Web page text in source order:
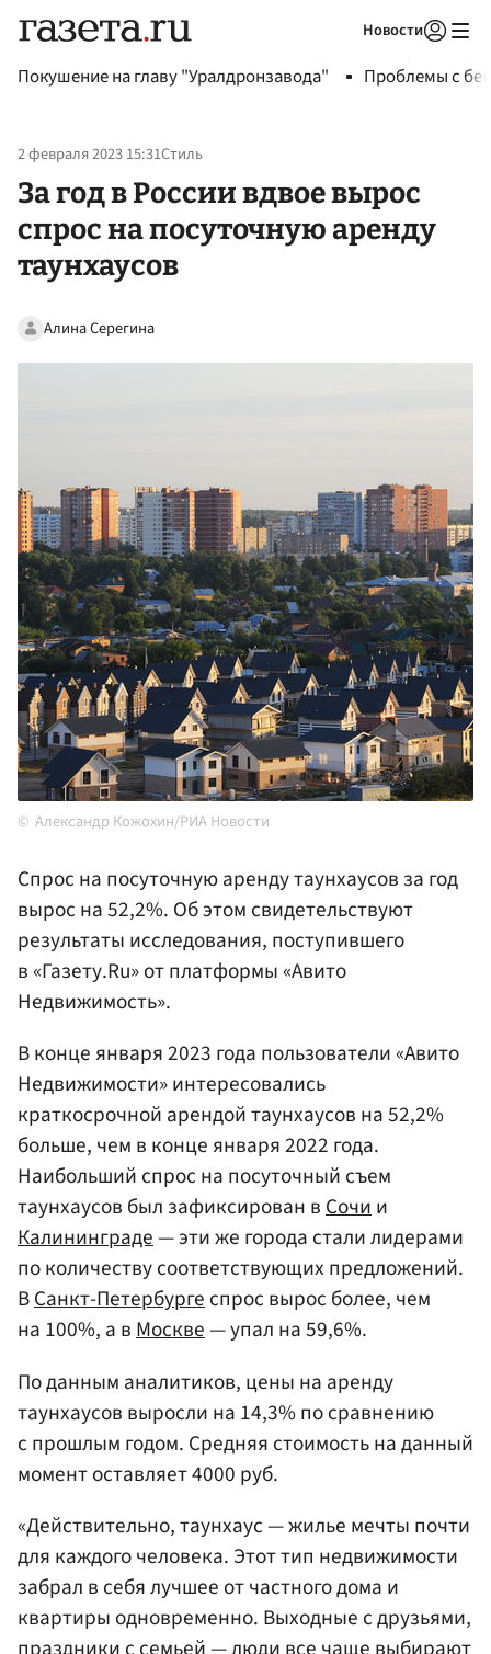
Новости
Покушение на главу "Уралдронзавода" Проблемы с
2 февраля 2023 15:31Стиль
За год в России вдвое вырос
спрос на посуточную аренду
таунхаусов
Алина Серегина
Александр Кожохин/РИА Новости
Спрос на посуточную аренду таунхаусов за год
вырос на 52,2%. Об этом свидетельствуют
результаты исследования, поступившего
в «Газету.Ru» от платформы «Авито
Недвижимость».
В конце января 2023 года пользователи «Авито
Недвижимости» интересовались
краткосрочной арендой таунхаусов на 52,2%
больше, чем в конце января 2022 года.
Наибольший спрос на посуточный съем
таунхаусов был зафиксирован вСочии
Калининграде— эти же города стали лидерами
по количеству соответствующих предложений.
ВСанкт-Петербургеспрос вырос более, чем
на 100%, а вМоскве— упал на 59,6%.
По данным аналитиков, цены на аренду
таунхаусов выросли на 14,3% по сравнению
с прошлым годом. Средняя стоимость на данный
момент оставляет 4000 руб.
«Действительно, таунхаус — жилье мечты почти
для каждого человека. Этот тип недвижимости
забрал в себя лучшее от частного дома и
квартиры одновременно. Выходные с друзьями,